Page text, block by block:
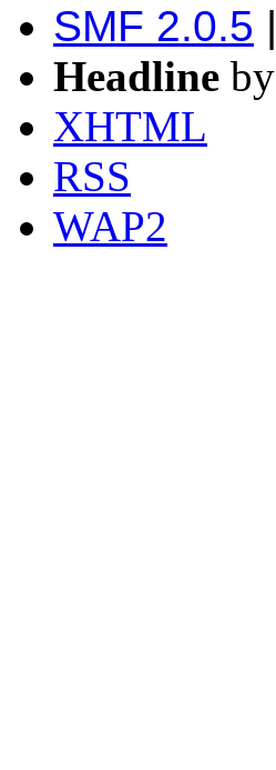
SMF 2.0.5 |
Headline by
XHTML
RSS
WAP2